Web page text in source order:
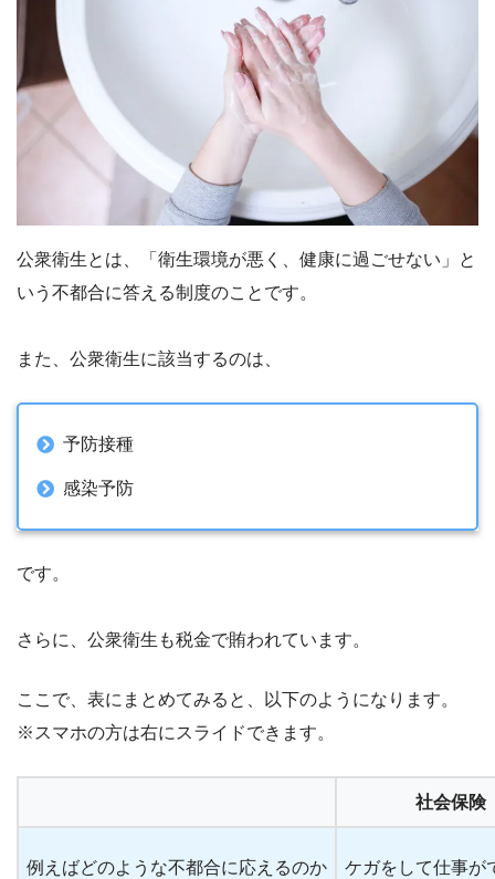
公衆衛生とは、「衛生環境が悪く、健康に過ごせない」と
いう不都合に答える制度のことです。
また、公衆衛生に該当するのは、
予防接種
感染予防
です。
さらに、公衆衛生も税金で賄われています。
ここで、表にまとめてみると、以下のようになります。
※スマホの方は右にスライドできます。
社会保険
例えばどのような不都合に応えるのか ケガをして仕事が